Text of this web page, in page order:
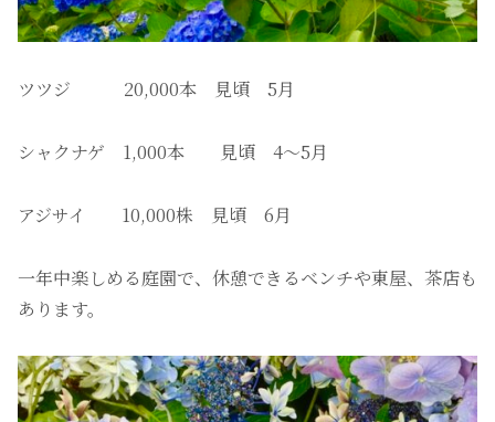
ツツジ 20,000本 見頃 5月
シャクナゲ 1,000本 見頃 4〜5月
アジサイ 10,000株 見頃 6月
一年中楽しめる庭園で、休憩できるベンチや東屋、茶店も
あります。